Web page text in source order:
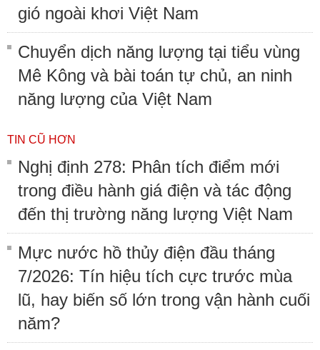
gió ngoài khơi Việt Nam
Chuyển dịch năng lượng tại tiểu vùng
Mê Kông và bài toán tự chủ, an ninh
năng lượng của Việt Nam
TIN CŨ HƠN
Nghị định 278: Phân tích điểm mới
trong điều hành giá điện và tác động
đến thị trường năng lượng Việt Nam
Mực nước hồ thủy điện đầu tháng
7/2026: Tín hiệu tích cực trước mùa
lũ, hay biến số lớn trong vận hành cuối
năm?